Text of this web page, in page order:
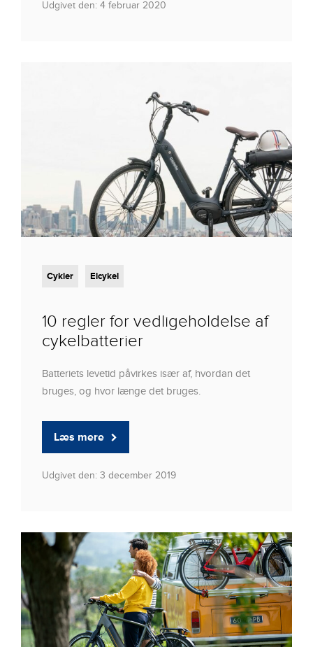
Udgivet den: 4 februar 2020
Cykler Elcykel
10 regler for vedligeholdelse af
cykelbatterier
Batteriets levetid påvirkes især af, hvordan det
bruges, og hvor længe det bruges.
Læs mere
Udgivet den: 3 december 2019